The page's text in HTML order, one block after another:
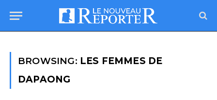
BROWSING: LES FEMMES DE
DAPAONG